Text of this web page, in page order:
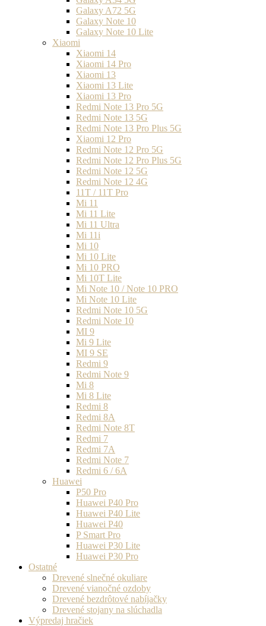
Galaxy A72 5G
Galaxy Note 10
Galaxy Note 10 Lite
Xiaomi
Xiaomi 14
Xiaomi 14 Pro
Xiaomi 13
Xiaomi 13 Lite
Xiaomi 13 Pro
Redmi Note 13 Pro 5G
Redmi Note 13 5G
Redmi Note 13 Pro Plus 5G
Xiaomi 12 Pro
Redmi Note 12 Pro 5G
Redmi Note 12 Pro Plus 5G
Redmi Note 12 5G
Redmi Note 12 4G
11T / 11T Pro
Mi 11
Mi 11 Lite
Mi 11 Ultra
Mi 11i
Mi 10
Mi 10 Lite
Mi 10 PRO
Mi 10T Lite
Mi Note 10 / Note 10 PRO
Mi Note 10 Lite
Redmi Note 10 5G
Redmi Note 10
MI 9
Mi 9 Lite
MI 9 SE
Redmi 9
Redmi Note 9
Mi 8
Mi 8 Lite
Redmi 8
Redmi 8A
Redmi Note 8T
Redmi 7
Redmi 7A
Redmi Note 7
Redmi 6 / 6A
Huawei
P50 Pro
Huawei P40 Pro
Huawei P40 Lite
Huawei P40
P Smart Pro
Huawei P30 Lite
Huawei P30 Pro
Ostatné
Drevené slnečné okuliare
Drevené vianočné ozdoby
Drevené bezdrôtové nabíjačky
Drevené stojany na slúchadla
Výpredaj hračiek